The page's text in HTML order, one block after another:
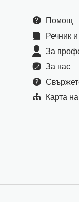
Помощ
Речник
За
За нас
Карта